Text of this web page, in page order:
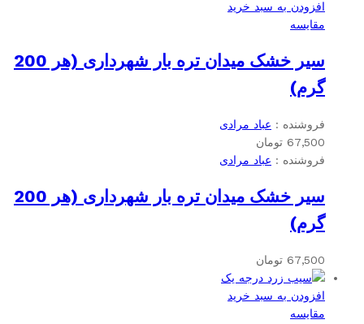
افزودن به سبد خرید
مقایسه
سیر خشک میدان تره بار شهرداری (هر 200
گرم)
فروشنده : عباد مرادی
67,500 تومان
فروشنده : عباد مرادی
سیر خشک میدان تره بار شهرداری (هر 200
گرم)
67,500 تومان
افزودن به سبد خرید
مقایسه